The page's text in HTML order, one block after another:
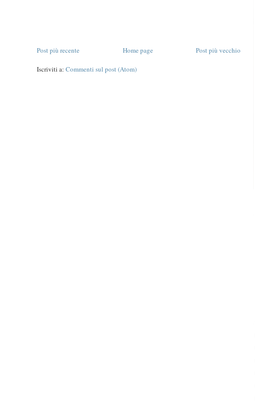
Post più recente Post più vecchio
Home page
Iscriviti a: Commenti sul post (Atom)